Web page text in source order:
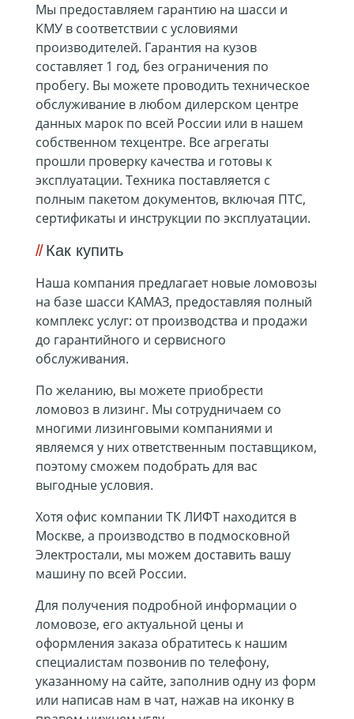
Мы предоставляем гарантию на шасси и
КМУ в соответствии с условиями
производителей. Гарантия на кузов
составляет 1 год, без ограничения по
пробегу. Вы можете проводить техническое
обслуживание в любом дилерском центре
данных марок по всей России или в нашем
собственном техцентре. Все агрегаты
прошли проверку качества и готовы к
эксплуатации. Техника поставляется с
полным пакетом документов, включая ПТС,
сертификаты и инструкции по эксплуатации.
Как купить
Наша компания предлагает новые ломовозы
на базе шасси КАМАЗ, предоставляя полный
комплекс услуг: от производства и продажи
до гарантийного и сервисного
обслуживания.
По желанию, вы можете приобрести
ломовоз в лизинг. Мы сотрудничаем со
многими лизинговыми компаниями и
являемся у них ответственным поставщиком,
поэтому сможем подобрать для вас
выгодные условия.
Хотя офис компании ТК ЛИФТ находится в
Москве, а производство в подмосковной
Электростали, мы можем доставить вашу
машину по всей России.
Для получения подробной информации о
ломовозе, его актуальной цены и
оформления заказа обратитесь к нашим
специалистам позвонив по телефону,
указанному на сайте, заполнив одну из форм
или написав нам в чат, нажав на иконку в